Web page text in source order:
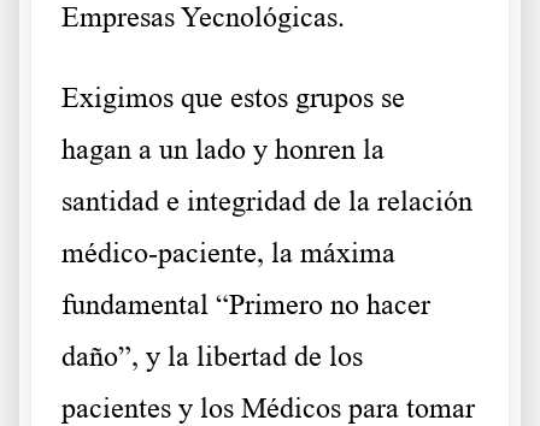
Empresas Yecnológicas.
Exigimos que estos grupos se
hagan a un lado y honren la
santidad e integridad de la relación
médico-paciente, la máxima
fundamental “Primero no hacer
daño”, y la libertad de los
pacientes y los Médicos para tomar